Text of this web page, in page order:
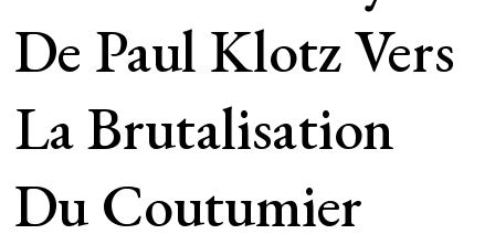
De Paul Klotz Vers
La Brutalisation
Du Coutumier